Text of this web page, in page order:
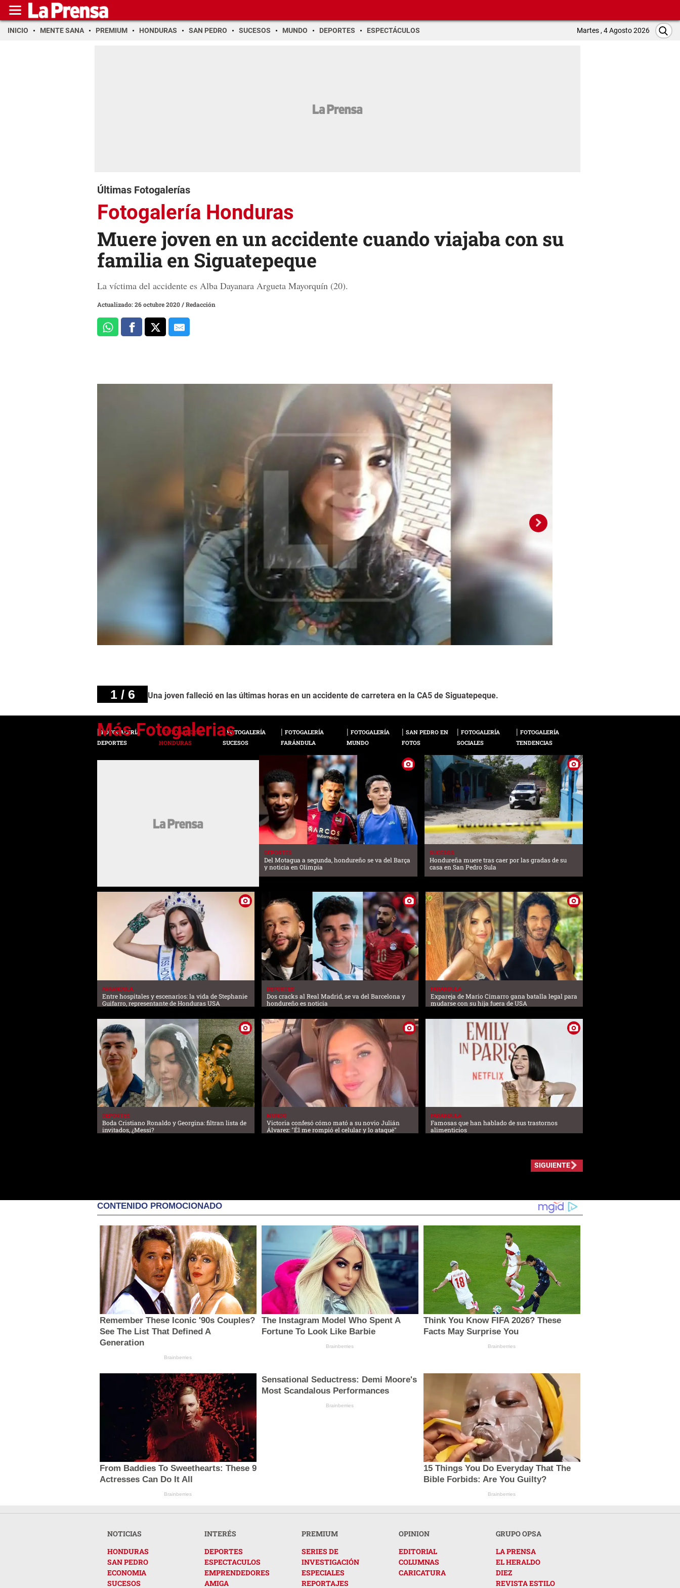
INICIO MENTE SANA PREMIUM HONDURAS SAN PEDRO SUCESOS MUNDO DEPORTES ESPECTÁCULOS Martes , 4 Agosto 2026
Últimas Fotogalerías
Fotogalería Honduras
Muere joven en un accidente cuando viajaba con su
familia en Siguatepeque
La víctima del accidente es Alba Dayanara Argueta Mayorquín (20).
Actualizado: 26 octubre 2020/Redacción
1 / 6 Una joven falleció en las últimas horas en un accidente de carretera en la CA5 de Siguatepeque.
FOTOGALERÍA
DEPORTES
FOTOGALERÍA
HONDURAS
FOTOGALERÍA
SUCESOS
FOTOGALERÍA
FARÁNDULA
FOTOGALERÍA
MUNDO
SAN PEDRO EN
FOTOS
FOTOGALERÍA
SOCIALES
FOTOGALERÍA
TENDENCIAS
DEPORTES
Del Motagua a segunda, hondureño se va del Barça
y noticia en Olimpia
SUCESOS
Hondureña muere tras caer por las gradas de su
casa en San Pedro Sula
FARANDULA
Entre hospitales y escenarios: la vida de Stephanie
Guifarro, representante de Honduras USA
DEPORTES
Dos cracks al Real Madrid, se va del Barcelona y
hondureño es noticia
FARANDULA
Expareja de Mario Cimarro gana batalla legal para
mudarse con su hija fuera de USA
DEPORTES
Boda Cristiano Ronaldo y Georgina: filtran lista de
invitados, ¿Messi?
MUNDO
Victoria confesó cómo mató a su novio Julián
Álvarez: "Él me rompió el celular y lo ataqué"
FARANDULA
Famosas que han hablado de sus trastornos
alimenticios
SIGUIENTE
CONTENIDO PROMOCIONADO
Remember These Iconic '90s Couples?
See The List That Defined A
Generation
Brainberries
The Instagram Model Who Spent A
Fortune To Look Like Barbie
Brainberries
Think You Know FIFA 2026? These
Facts May Surprise You
Brainberries
From Baddies To Sweethearts: These 9
Actresses Can Do It All
Brainberries
Sensational Seductress: Demi Moore's
Most Scandalous Performances
Brainberries
15 Things You Do Everyday That The
Bible Forbids: Are You Guilty?
Brainberries
NOTICIAS
HONDURAS
SAN PEDRO
ECONOMIA
SUCESOS
INTERÉS
DEPORTES
ESPECTACULOS
EMPRENDEDORES
AMIGA
PREMIUM
SERIES DE
INVESTIGACIÓN
ESPECIALES
REPORTAJES
OPINION
EDITORIAL
COLUMNAS
CARICATURA
GRUPO OPSA
LA PRENSA
EL HERALDO
DIEZ
REVISTA ESTILO